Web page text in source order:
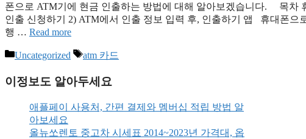
폰으로 ATM기에 현금 인출하는 방법에 대해 알아보겠습니다. 목차
인출 신청하기 2) ATM에서 인출 정보 입력 후, 인출하기 앱 휴대폰으
행 … Read more
Categories
Uncategorized Tags
atm 카드
이정보도 알아두세요
애플페이 사용처, 간편 결제와 멤버십 적립 방법 알
아보세요
올뉴쏘렌토 중고차 시세표 2014~2023년 가격대, 옵